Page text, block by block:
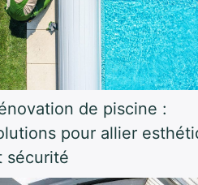
de piscine :
pour allier
sécurité